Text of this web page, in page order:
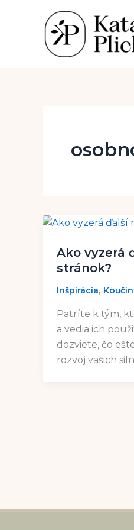
Ako vyzerá
stránok?
Inšpirácia,
Patríte k tým,
a vedia ich
dozviete, čo
rozvoj vašich